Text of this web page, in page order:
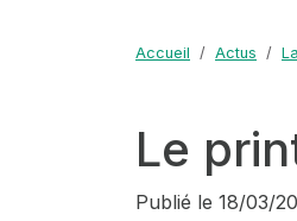
Accueil Actus
Le
Publié le 18/03/